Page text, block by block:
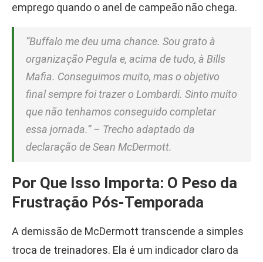
emprego quando o anel de campeão não chega.
“Buffalo me deu uma chance. Sou grato à
organização Pegula e, acima de tudo, à Bills
Mafia. Conseguimos muito, mas o objetivo
final sempre foi trazer o Lombardi. Sinto muito
que não tenhamos conseguido completar
essa jornada.” – Trecho adaptado da
declaração de Sean McDermott.
Por Que Isso Importa: O Peso da
Frustração Pós-Temporada
A demissão de McDermott transcende a simples
troca de treinadores. Ela é um indicador claro da